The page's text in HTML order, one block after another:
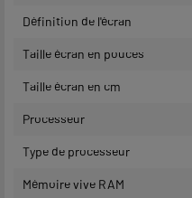
Définition de l'écran
Taille écran en pouces
Taille écran en cm
Processeur
Type de processeur
Mémoire vive RAM